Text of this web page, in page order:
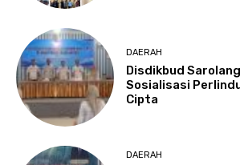
DAERAH
Disdikbud
Sosialisasi
Cipta
DAERAH